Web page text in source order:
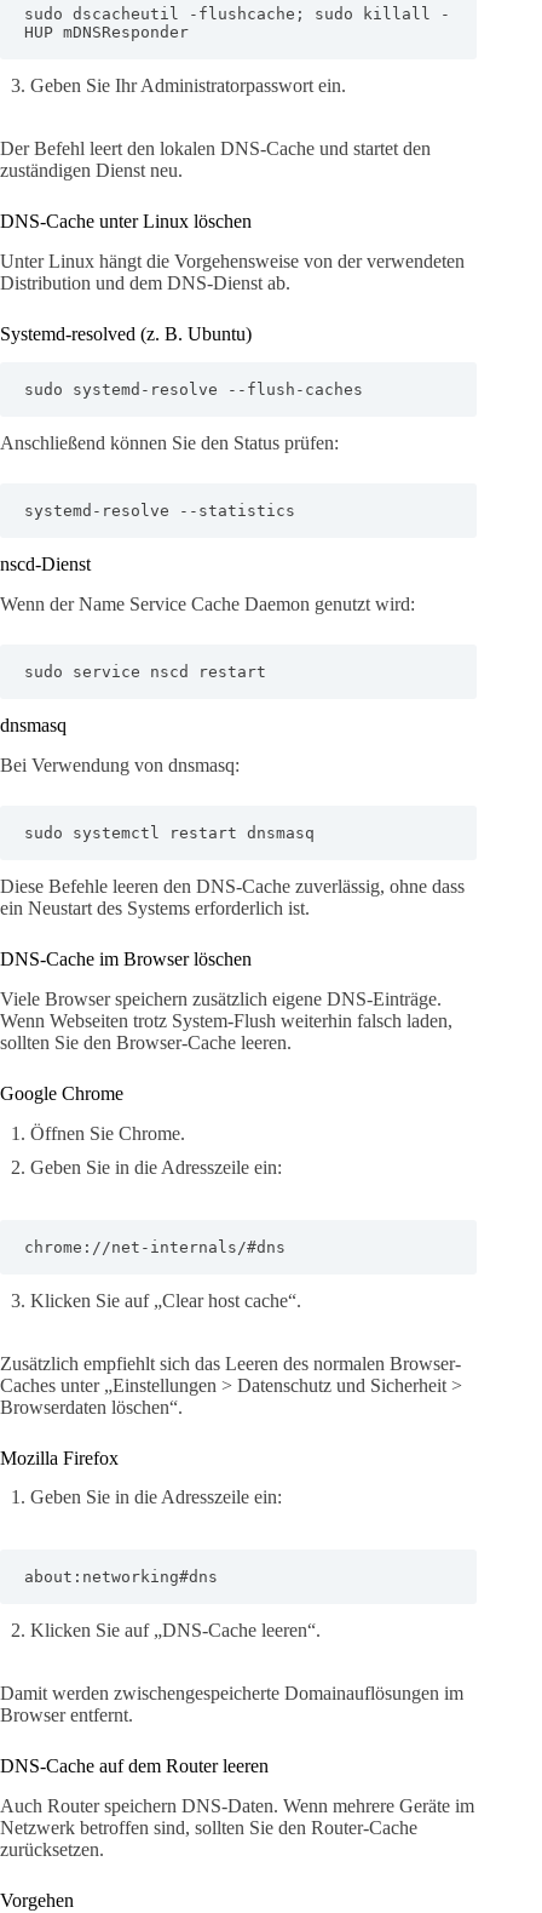
sudo dscacheutil -flushcache; sudo killall -
HUP mDNSResponder
Geben Sie Ihr Administratorpasswort ein.
Der Befehl leert den lokalen DNS-Cache und startet den
zuständigen Dienst neu.
DNS-Cache unter Linux löschen
Unter Linux hängt die Vorgehensweise von der verwendeten
Distribution und dem DNS-Dienst ab.
Systemd-resolved (z. B. Ubuntu)
sudo systemd-resolve --flush-caches
Anschließend können Sie den Status prüfen:
systemd-resolve --statistics
nscd-Dienst
Wenn der Name Service Cache Daemon genutzt wird:
sudo service nscd restart
dnsmasq
Bei Verwendung von dnsmasq:
sudo systemctl restart dnsmasq
Diese Befehle leeren den DNS-Cache zuverlässig, ohne dass
ein Neustart des Systems erforderlich ist.
DNS-Cache im Browser löschen
Viele Browser speichern zusätzlich eigene DNS-Einträge.
Wenn Webseiten trotz System-Flush weiterhin falsch laden,
sollten Sie den Browser-Cache leeren.
Google Chrome
Öffnen Sie Chrome.
Geben Sie in die Adresszeile ein:
chrome://net-internals/#dns
Klicken Sie auf „Clear host cache“.
Zusätzlich empfiehlt sich das Leeren des normalen Browser-
Caches unter „Einstellungen > Datenschutz und Sicherheit >
Browserdaten löschen“.
Mozilla Firefox
Geben Sie in die Adresszeile ein:
about:networking#dns
Klicken Sie auf „DNS-Cache leeren“.
Damit werden zwischengespeicherte Domainauflösungen im
Browser entfernt.
DNS-Cache auf dem Router leeren
Auch Router speichern DNS-Daten. Wenn mehrere Geräte im
Netzwerk betroffen sind, sollten Sie den Router-Cache
zurücksetzen.
Vorgehen